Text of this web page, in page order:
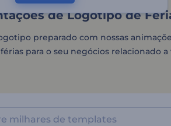
de Logotipo de
preparado com nossas
para o seu negócios relacionado a